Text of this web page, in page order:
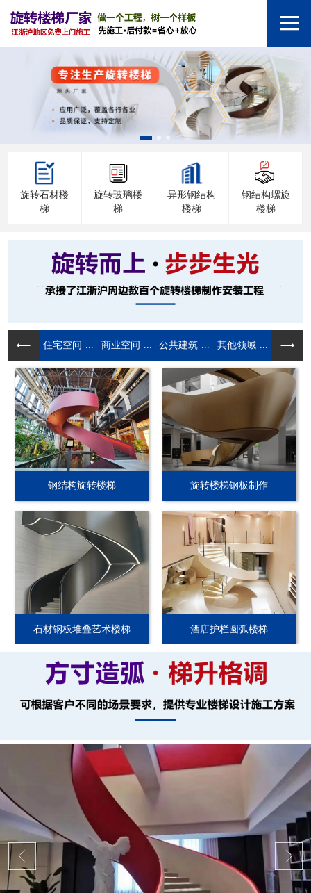
旋转石材楼
梯
旋转玻璃楼
梯
异形钢结构
楼梯
钢结构螺旋
楼梯
住宅空间·... 商业空间·... 公共建筑·... 其他领域·...
钢结构旋转楼梯 旋转楼梯钢板制作
石材钢板堆叠艺术楼梯 酒店护栏圆弧楼梯